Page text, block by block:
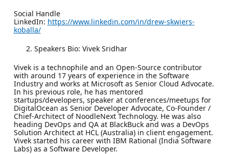
Social Handle
LinkedIn: https://www.linkedin.com/in/drew-skwiers-
koballa/
Speakers Bio: Vivek Sridhar
Vivek is a technophile and an Open-Source contributor
with around 17 years of experience in the Software
Industry and works at Microsoft as Senior Cloud Advocate.
In his previous role, he has mentored
startups/developers, speaker at conferences/meetups for
DigitalOcean as Senior Developer Advocate, Co-Founder /
Chief-Architect of NoodleNext Technology. He was also
heading DevOps and QA at BlackBuck and was a DevOps
Solution Architect at HCL (Australia) in client engagement.
Vivek started his career with IBM Rational (India Software
Labs) as a Software Developer.